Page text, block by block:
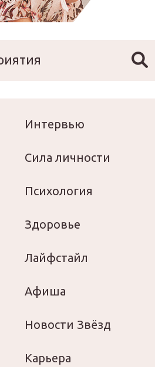
Интервью
Сила личности
Психология
Здоровье
Лайфстайл
Афиша
Новости Звёзд
Карьера